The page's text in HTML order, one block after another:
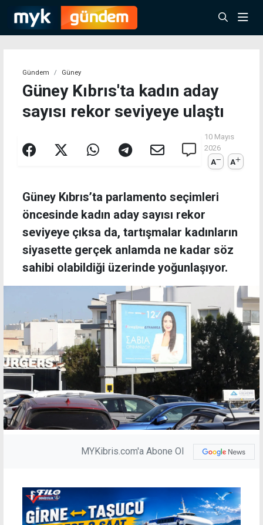
Gündem Güney
Güney Kıbrıs'ta kadın aday
sayısı rekor seviyeye ulaştı
10 Mayıs
2026
A
A
Güney Kıbrıs’ta parlamento seçimleri
öncesinde kadın aday sayısı rekor
seviyeye çıksa da, tartışmalar kadınların
siyasette gerçek anlamda ne kadar söz
sahibi olabildiği üzerinde yoğunlaşıyor.
MYKibris.com'a Abone Ol